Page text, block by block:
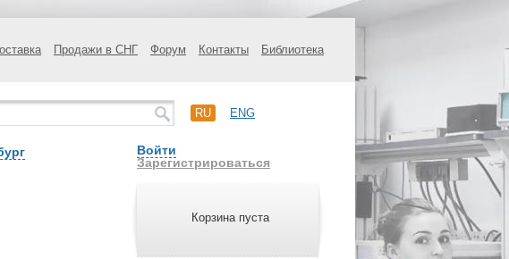
Продажи в СНГ Форум Контакты Библиотека
RU ENG
Войти
Зарегистрироваться
Корзина пуста